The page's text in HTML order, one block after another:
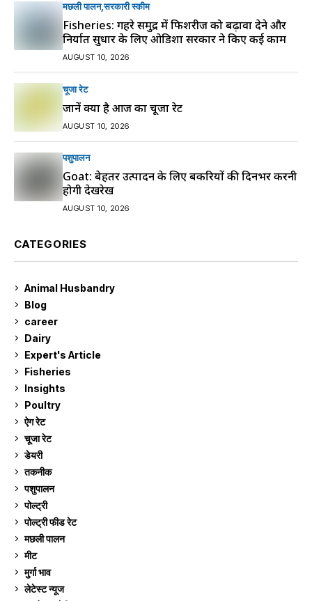
मछली पालन सरकारी स्की‍म
Fisheries: गहरे समुद्र में फिशरीज को बढ़ावा देने और
निर्यात सुधार के लिए ओडिशा सरकार ने किए कई काम
AUGUST 10, 2026
चूजा रेट
जानें क्या है आज का चूजा रेट
AUGUST 10, 2026
पशुपालन
Goat: बेहतर उत्पादन के लिए बकरियों की दिनभर करनी
होगी देखरेख
AUGUST 10, 2026
CATEGORIES
Animal Husbandry
Blog
career
Dairy
Expert's Article
Fisheries
Insights
Poultry
ऐग रेट
चूजा रेट
डेयरी
तकनीक
पशुपालन
पोल्ट्री
पोल्ट्री फीड रेट
मछली पालन
मीट
मुर्गा भाव
लेटेस्ट न्यूज